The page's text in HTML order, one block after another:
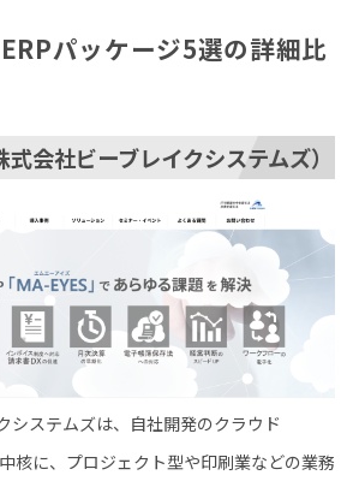
パッケージ5選の詳細比
会社ビーブレイクシステムズ）
システムズは、自社開発のクラウド
核に、プロジェクト型や印刷業などの業務